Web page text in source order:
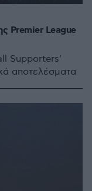
Premier League
Supporters'
αποτελέσματα